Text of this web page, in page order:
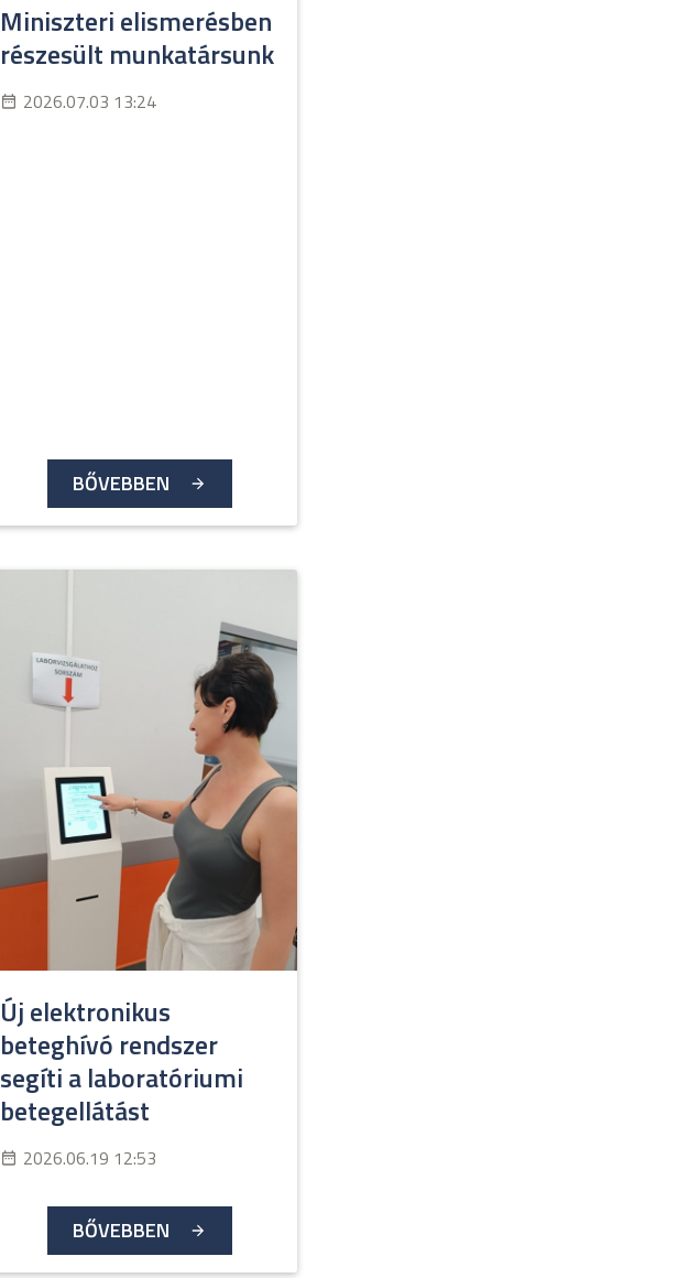
Miniszteri elismerésben
részesült munkatársunk
2026.07.03 13:24
BŐVEBBEN
Új elektronikus
beteghívó rendszer
segíti a laboratóriumi
betegellátást
2026.06.19 12:53
BŐVEBBEN